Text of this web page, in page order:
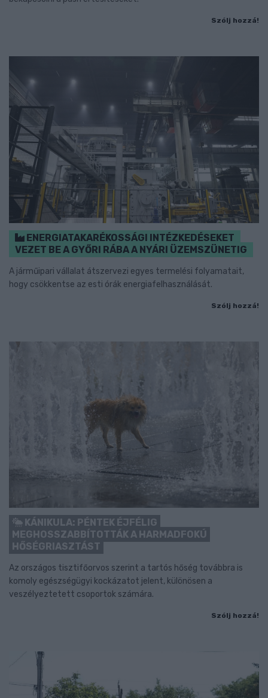
Szólj hozzá!
ENERGIATAKARÉKOSSÁGI INTÉZKEDÉSEKET
VEZET BE A GYŐRI RÁBA A NYÁRI ÜZEMSZÜNETIG
A járműipari vállalat átszervezi egyes termelési folyamatait,
hogy csökkentse az esti órák energiafelhasználását.
Szólj hozzá!
KÁNIKULA: PÉNTEK ÉJFÉLIG
MEGHOSSZABBÍTOTTÁK A HARMADFOKÚ
HŐSÉGRIASZTÁST
Az országos tisztifőorvos szerint a tartós hőség továbbra is
komoly egészségügyi kockázatot jelent, különösen a
veszélyeztetett csoportok számára.
Szólj hozzá!